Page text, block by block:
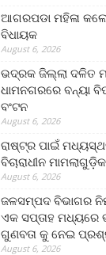
ଆଗରପଡା ମହିଳା
ବିଧାୟକ
August 6, 2026
ଭଦ୍ରକ ଜିଲ୍ଲା ଦଳିତ
ଧାମନଗରରେ ବନ୍ୟା
ବଂଟନ
August 6, 2026
ରାଷ୍ଟ୍ର ପାଇଁ
ବିଚାରାଧୀନ
August 6, 2026
ଜଳସମ୍ପଦ ବିଭାଗର
ଏକ ସପ୍ତାହ ମଧ୍ୟରେ
ଗୁଣବତା କୁ ନେଇ
August 6, 2026